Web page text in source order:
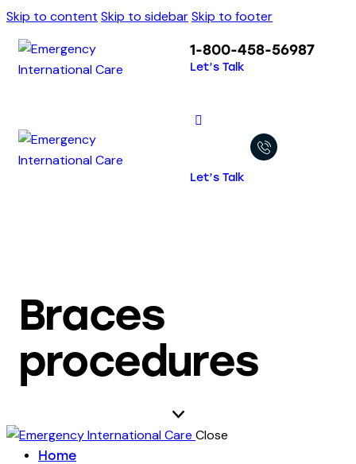
Skip to content Skip to sidebarSkip to footer
1-800-458-56987
Let’s Talk
Let’s Talk
Braces
procedures
Close
Home